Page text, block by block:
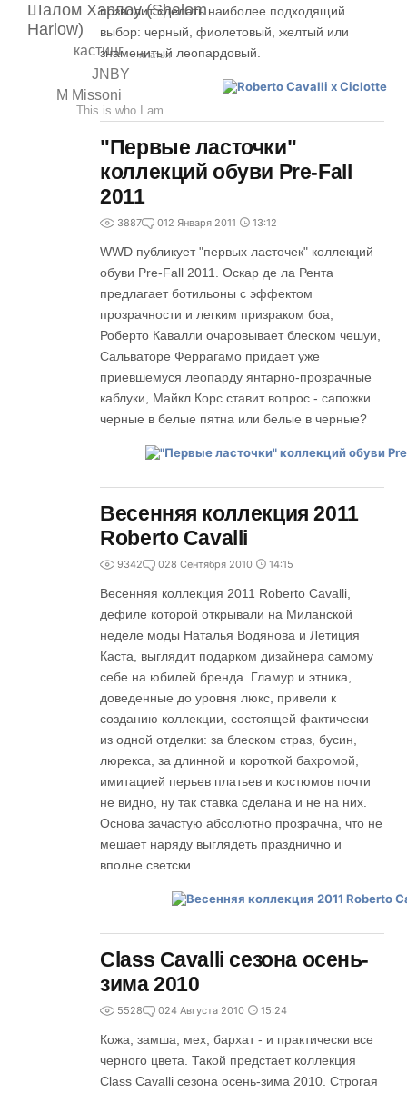
Шалом Харлоу (Shalom
Harlow)
кастинг
JNBY
M Missoni
This is who I am
платья
позволит сделать наиболее подходящий
выбор: черный, фиолетовый, желтый или
знаменитый леопардовый.
"Первые ласточки"
коллекций обуви Pre-Fall
2011
3887 012 Января 2011 13:12
WWD публикует "первых ласточек" коллекций
обуви Pre-Fall 2011. Оскар де ла Рента
предлагает ботильоны с эффектом
прозрачности и легким призраком боа,
Роберто Кавалли очаровывает блеском чешуи,
Сальваторе Феррагамо придает уже
приевшемуся леопарду янтарно-прозрачные
каблуки, Майкл Корс ставит вопрос - сапожки
черные в белые пятна или белые в черные?
Весенняя коллекция 2011
Roberto Cavalli
9342 028 Сентября 2010 14:15
Весенняя коллекция 2011 Roberto Cavalli,
дефиле которой открывали на Миланской
неделе моды Наталья Водянова и Летиция
Каста, выглядит подарком дизайнера самому
себе на юбилей бренда. Гламур и этника,
доведенные до уровня люкс, привели к
созданию коллекции, состоящей фактически
из одной отделки: за блеском страз, бусин,
люрекса, за длинной и короткой бахромой,
имитацией перьев платьев и костюмов почти
не видно, ну так ставка сделана и не на них.
Основа зачастую абсолютно прозрачна, что не
мешает наряду выглядеть празднично и
вполне светски.
Class Cavalli сезона осень-
зима 2010
5528 024 Августа 2010 15:24
Кожа, замша, мех, бархат - и практически все
черного цвета. Такой предстает коллекция
Class Cavalli сезона осень-зима 2010. Строгая